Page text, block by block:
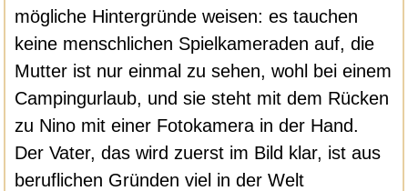
mögliche Hintergründe weisen: es tauchen
keine menschlichen Spielkameraden auf, die
Mutter ist nur einmal zu sehen, wohl bei einem
Campingurlaub, und sie steht mit dem Rücken
zu Nino mit einer Fotokamera in der Hand.
Der Vater, das wird zuerst im Bild klar, ist aus
beruflichen Gründen viel in der Welt